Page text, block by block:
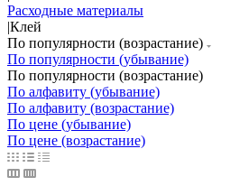
Расходные материалы
|Клей
По популярности (возрастание)
По популярности (убывание)
По популярности (возрастание)
По алфавиту (убывание)
По алфавиту (возрастание)
По цене (убывание)
По цене (возрастание)